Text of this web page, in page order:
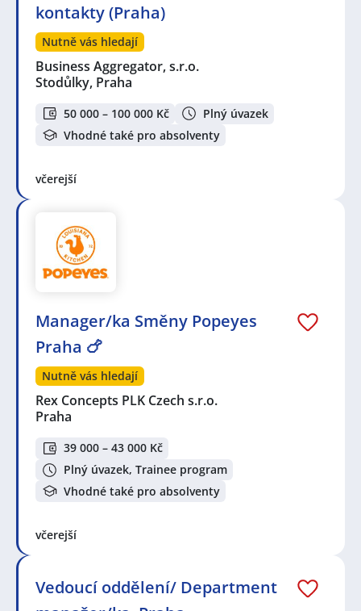
kontakty (Praha)
Nutně vás hledají
Business Aggregator, s.r.o.
Stodůlky, Praha
50 000 – 100 000 Kč
Plný úvazek
Vhodné také pro absolventy
včerejší
Manager/ka Směny Popeyes
Praha 🍗
Nutně vás hledají
Rex Concepts PLK Czech s.r.o.
Praha
39 000 – 43 000 Kč
Plný úvazek, Trainee program
Vhodné také pro absolventy
včerejší
Vedoucí oddělení/ Department